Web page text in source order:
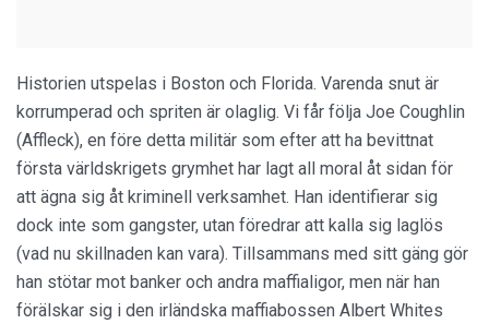
Historien utspelas i Boston och Florida. Varenda snut är
korrumperad och spriten är olaglig. Vi får följa Joe Coughlin
(Affleck), en före detta militär som efter att ha bevittnat
första världskrigets grymhet har lagt all moral åt sidan för
att ägna sig åt kriminell verksamhet. Han identifierar sig
dock inte som gangster, utan föredrar att kalla sig laglös
(vad nu skillnaden kan vara). Tillsammans med sitt gäng gör
han stötar mot banker och andra maffialigor, men när han
förälskar sig i den irländska maffiabossen Albert Whites